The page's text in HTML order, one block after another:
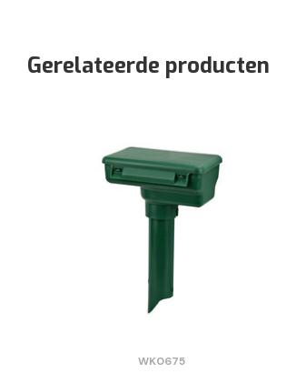
Gerelateerde producten
WK0675